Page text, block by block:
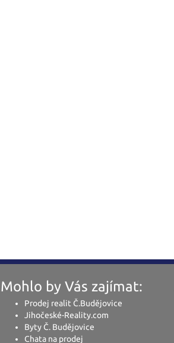
Mohlo by Vás zajímat:
Prodej realit Č.Budějovice
Jihočeské-Reality.com
Byty Č. Budějovice
Chata na prodej